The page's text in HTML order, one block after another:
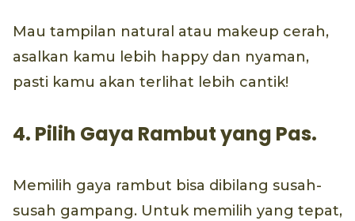
Mau tampilan natural atau makeup cerah,
asalkan kamu lebih happy dan nyaman,
pasti kamu akan terlihat lebih cantik!
4. Pilih Gaya Rambut yang Pas.
Memilih gaya rambut bisa dibilang susah-
susah gampang. Untuk memilih yang tepat,